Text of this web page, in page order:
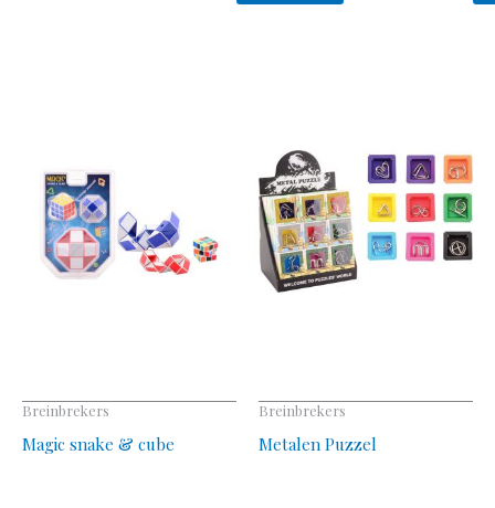
Breinbrekers
Magic snake & cube
Breinbrekers
Metalen Puzzel
op